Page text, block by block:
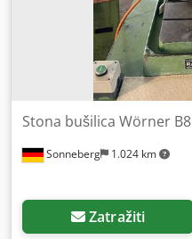
Sonneberg 1.024 km
Stona bušilica Wörner B8
Zatražiti